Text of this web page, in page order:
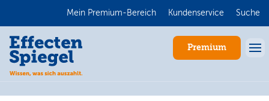
Mein Premium-Bereich Kundenservice Suche
Premium